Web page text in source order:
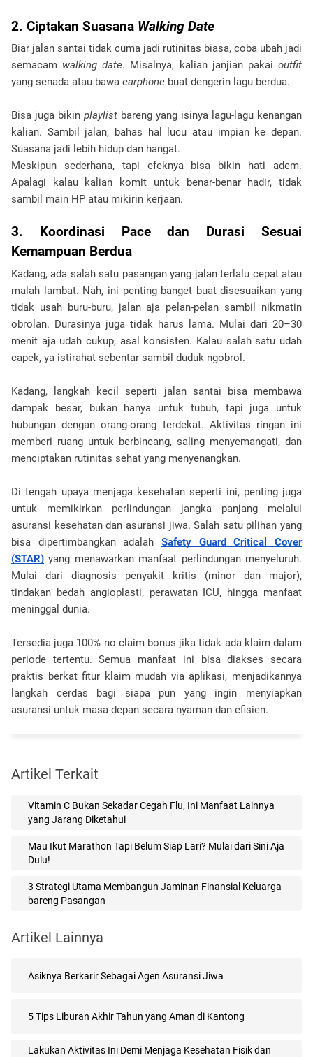
2. Ciptakan Suasana Walking Date
Biar jalan santai tidak cuma jadi rutinitas biasa, coba ubah jadi
semacam walking date. Misalnya, kalian janjian pakaioutfit
yang senada atau bawa earphone buat dengerin lagu berdua.
Bisa juga bikin playlist bareng yang isinya lagu-lagu kenangan
kalian. Sambil jalan, bahas hal lucu atau impian ke depan.
Suasana jadi lebih hidup dan hangat.
Meskipun sederhana, tapi efeknya bisa bikin hati adem.
Apalagi kalau kalian komit untuk benar-benar hadir, tidak
sambil main HP atau mikirin kerjaan.
3. Koordinasi Pace dan Durasi Sesuai
Kemampuan Berdua
Kadang, ada salah satu pasangan yang jalan terlalu cepat atau
malah lambat. Nah, ini penting banget buat disesuaikan yang
tidak usah buru-buru, jalan aja pelan-pelan sambil nikmatin
obrolan. Durasinya juga tidak harus lama. Mulai dari 20–30
menit aja udah cukup, asal konsisten. Kalau salah satu udah
capek, ya istirahat sebentar sambil duduk ngobrol.
Kadang, langkah kecil seperti jalan santai bisa membawa
dampak besar, bukan hanya untuk tubuh, tapi juga untuk
hubungan dengan orang-orang terdekat. Aktivitas ringan ini
memberi ruang untuk berbincang, saling menyemangati, dan
menciptakan rutinitas sehat yang menyenangkan.
Di tengah upaya menjaga kesehatan seperti ini, penting juga
untuk memikirkan perlindungan jangka panjang melalui
asuransi kesehatan dan asuransi jiwa. Salah satu pilihan yang
bisa dipertimbangkan adalah Safety Guard Critical Cover
(STAR) yang menawarkan manfaat perlindungan menyeluruh.
Mulai dari diagnosis penyakit kritis (minor dan major),
tindakan bedah angioplasti, perawatan ICU, hingga manfaat
meninggal dunia.
Tersedia juga 100% no claim bonus jika tidak ada klaim dalam
periode tertentu. Semua manfaat ini bisa diakses secara
praktis berkat fitur klaim mudah via aplikasi, menjadikannya
langkah cerdas bagi siapa pun yang ingin menyiapkan
asuransi untuk masa depan secara nyaman dan efisien.
Artikel Terkait
Vitamin C Bukan Sekadar Cegah Flu, Ini Manfaat Lainnya
yang Jarang Diketahui
Mau Ikut Marathon Tapi Belum Siap Lari? Mulai dari Sini Aja
Dulu!
3 Strategi Utama Membangun Jaminan Finansial Keluarga
bareng Pasangan
Artikel Lainnya
Asiknya Berkarir Sebagai Agen Asuransi Jiwa
5 Tips Liburan Akhir Tahun yang Aman di Kantong
Lakukan Aktivitas Ini Demi Menjaga Kesehatan Fisik dan